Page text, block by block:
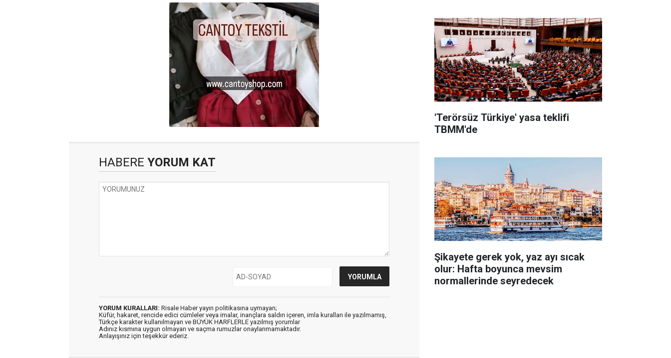
HABERE YORUM KAT
YORUM KURALLARI: Risale Haber yayın politikasına uymayan;
Küfür, hakaret, rencide edici cümleler veya imalar, inançlara saldırı içeren, imla kuralları ile yazılmamış,
Türkçe karakter kullanılmayan ve BÜYÜK HARFLERLE yazılmış yorumlar
Adınız kısmına uygun olmayan ve saçma rumuzlar onaylanmamaktadır.
Anlayışınız için teşekkür ederiz.
'Terörsüz Türkiye' yasa teklifi
TBMM'de
Şikayete gerek yok, yaz ayı sıcak
olur: Hafta boyunca mevsim
normallerinde seyredecek